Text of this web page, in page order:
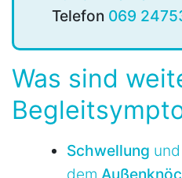
Telefon 069
Was sind
Schwellung und
dem